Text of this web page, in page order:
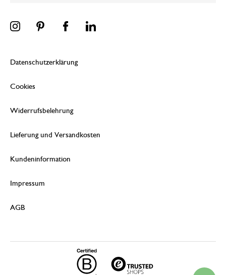
Datenschutzerklärung
Cookies
Widerrufsbelehrung
Lieferung und Versandkosten
Kundeninformation
Impressum
AGB